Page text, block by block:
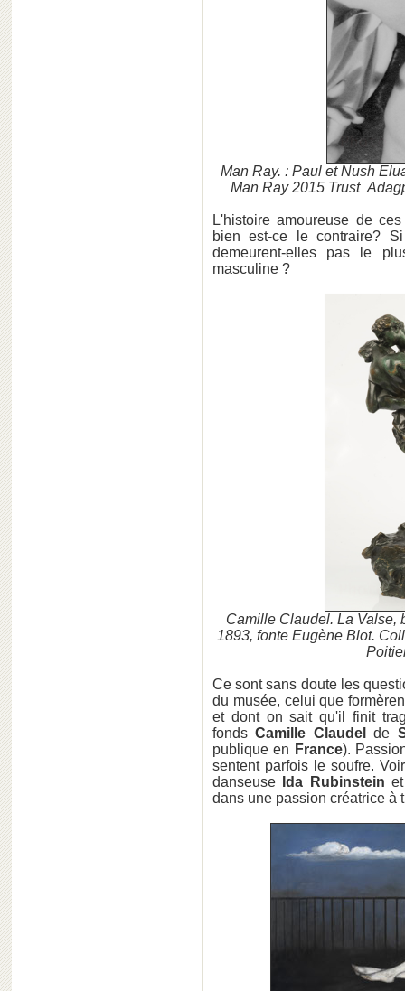
Man Ray. : Paul et Nush
Man Ray 2015 Trust
L'histoire amoureuse de
bien est-ce le contraire?
demeurent-elles pas le
masculine ?
Camille Claudel. La Valse,
1893, fonte Eugène Blot.
Ce sont sans doute les
du musée, celui que
et dont on sait qu'il finit
fondsCamille Claudel de
publique en France).
sentent parfois le soufre.
danseuse
Ida Rubinstein
dans une passion créatrice à